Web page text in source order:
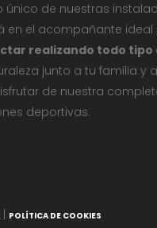
único de nuestras
en el acompañante ideal
realizando todo tipo
junto a tu familia y
de nuestra
deportivas.
POLÍTICA DE COOKIES